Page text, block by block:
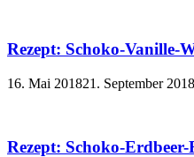
Rezept: Schoko-Vanille-
16. Mai 201821. September 2018
Rezept: Schoko-